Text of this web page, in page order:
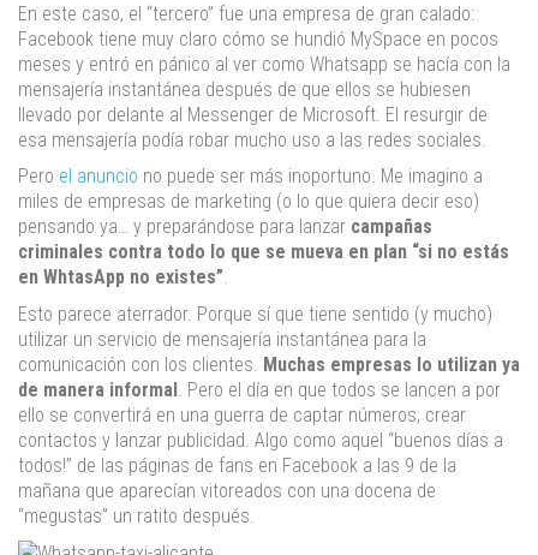
En este caso, el “tercero” fue una empresa de gran calado:
Facebook tiene muy claro cómo se hundió MySpace en pocos
meses y entró en pánico al ver como Whatsapp se hacía con la
mensajería instantánea después de que ellos se hubiesen
llevado por delante al Messenger de Microsoft. El resurgir de
esa mensajería podía robar mucho uso a las redes sociales.
Pero el anuncio no puede ser más inoportuno. Me imagino a
miles de empresas de marketing (o lo que quiera decir eso)
pensando ya… y preparándose para lanzar campañas
criminales contra todo lo que se mueva en plan “si no estás
en WhtasApp no existes”.
Esto parece aterrador. Porque sí que tiene sentido (y mucho)
utilizar un servicio de mensajería instantánea para la
comunicación con los clientes. Muchas empresas lo utilizan ya
de manera informal . Pero el día en que todos se lancen a por
ello se convertirá en una guerra de captar números, crear
contactos y lanzar publicidad. Algo como aquel “buenos días a
todos!” de las páginas de fans en Facebook a las 9 de la
mañana que aparecían vitoreados con una docena de
“megustas” un ratito después.